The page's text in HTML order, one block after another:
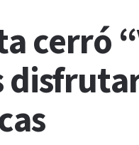
cerró